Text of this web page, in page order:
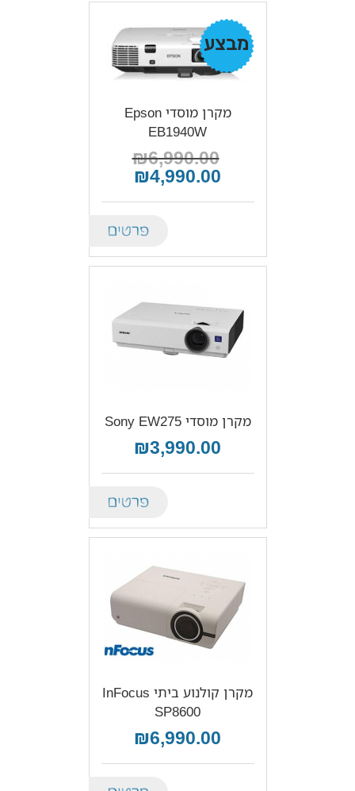
מקרן מוסדי Epson
EB1940W
₪6,990.00
₪4,990.00
מקרן מוסדי Sony EW275
₪3,990.00
מקרן קולנוע ביתי InFocus
SP8600
₪6,990.00